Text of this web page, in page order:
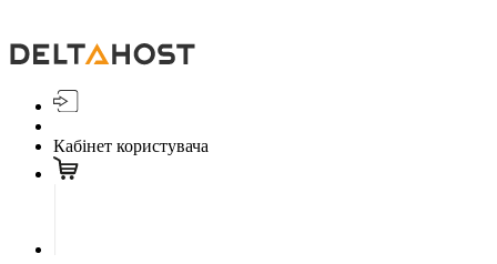
Кабінет користувача